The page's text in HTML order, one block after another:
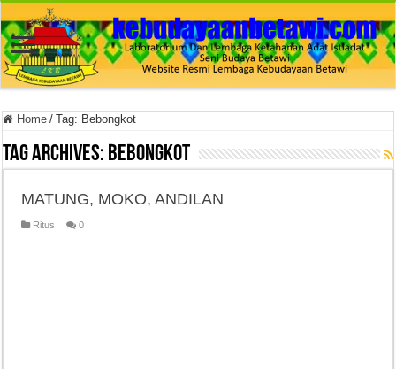
Home / Tag: Bebongkot
Tag Archives: Bebongkot
MATUNG, MOKO, ANDILAN
Ritus 0